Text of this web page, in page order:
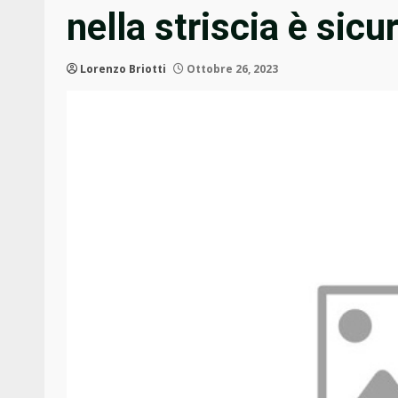
nella striscia è
Lorenzo Briotti Ottobre 26, 2023